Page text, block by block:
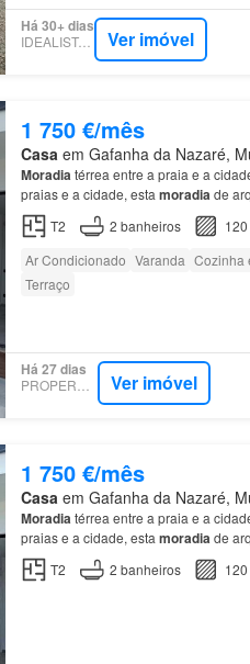
Há 30+ dias
IDEALISTA.PT Ver imóvel
1 750 €/mês
Casaem Gafanha da Nazaré,
Moradiatérrea entre a praia e a
praias e a cidade, esta moradiade
interior e pela zona exterior…
T2 2 banheiros
120
Ar Condicionado Varanda Cozinha
Terraço
Há 27 dias
Ver imóvel
1 750 €/mês
Casaem Gafanha da Nazaré,
Moradiatérrea entre a praia e a
praias e a cidade, esta moradiade
interior e pela zona exterior…
T2 2 banheiros 120